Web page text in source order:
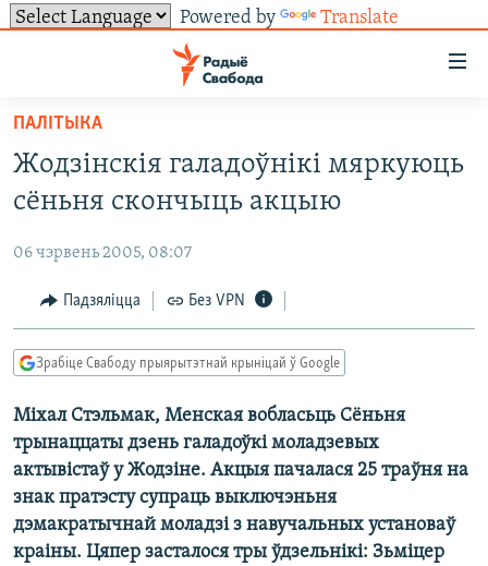
Powered by Translate
ўнівэрсальнага
доступу
Перайсьці
да
галоўнага
Перайсьці
Перайсьці
пошуку
ЛЮДЗІ
ПАЛІТЫКА
ВАЙНА
БЕЛАРУСЫ НА ВАЙНЕ
ПАЛІТВЯЗЬНІ
КУЛЬТУРА
КАЛЯНДАР
ТОЛЬКІ НА СВАБОДЗЕ
БЛОГІ
ГІСТОРЫЯ НА СВАБОДЗЕ
КНІГІ
АЎДЫЁКНІГІ
PREMIUM
МОВА
НА ХВАЛЯХ СВАБОДЫ
АБЫСЬЦІ БЛЯКАВАНЬНЕ
ПАДЗЯЛІЦЦА ІНФАРМАЦЫЯЙ
ПАДПІСАЦЦА
RSS
FACEBOOK
TWITTER
Усе сайты РС/РСЭ
ПАЛІТЫКА
Жодзінскія галадоўнікі мяркуюць
сёньня скончыць акцыю
06 чэрвень 2005, 08:07
Падзяліцца Без VPN
Зрабіце Свабоду прыярытэтнай крыніцай ў Google
Міхал Стэльмак, Менская вобласьць Сёньня
трынаццаты дзень галадоўкі моладзевых
актывістаў у Жодзіне. Акцыя пачалася 25 траўня на
знак пратэсту супраць выключэньня
дэмакратычнай моладзі з навучальных установаў
краіны. Цяпер засталося тры ўдзельнікі: Зьміцер